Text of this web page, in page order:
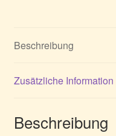
Beschreibung
Zusätzliche Information
Beschreibung